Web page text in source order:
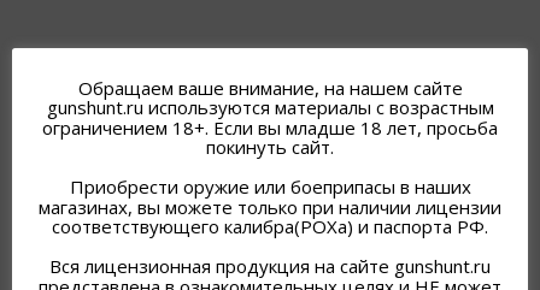
ПОХОЖИЕ ТОВАРЫ
Обращаем ваше внимание, на нашем сайте
gunshunt.ru используются материалы с возрастным
ограничением 18+. Если вы младше 18 лет, просьба
покинуть сайт.
Приобрести оружие или боеприпасы в наших
магазинах, вы можете только при наличии лицензии
соответствующего калибра(РОХа) и паспорта РФ.
Вся лицензионная продукция на сайте gunshunt.ru